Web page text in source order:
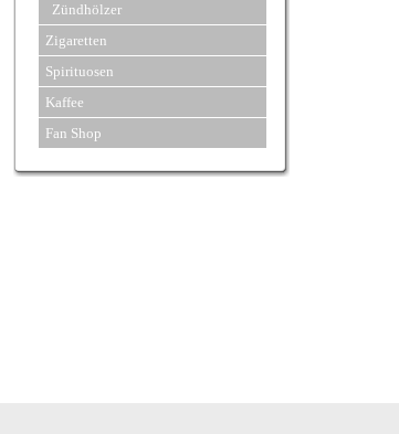
Zündhölzer
Zigaretten
Spirituosen
Kaffee
Fan Shop